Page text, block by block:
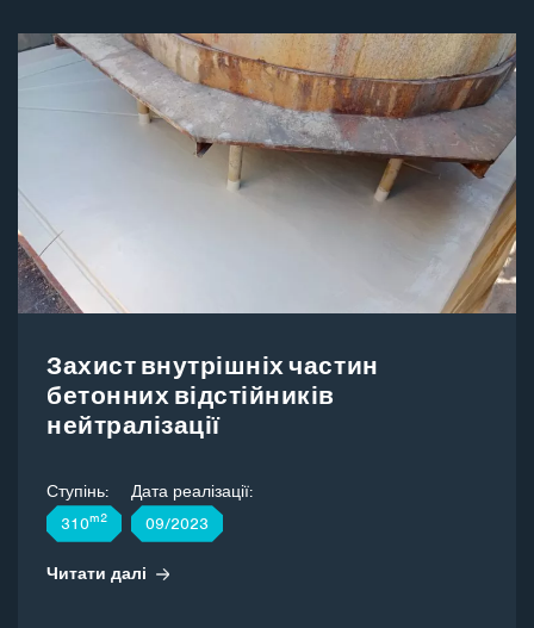
Захист внутрішніх частин
бетонних відстійників
нейтралізації
Ступінь:
310m2
Дата реалізації:
09/2023
Читати далі